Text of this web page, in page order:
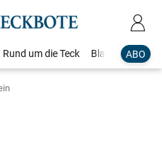
ABO
Rund um die Teck Blaulicht